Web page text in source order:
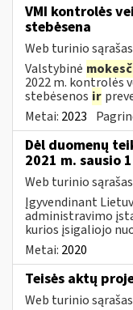
VMI kontrolės
stebėsena
Web turinio sąrašas
Valstybinė
2022 m. kontrolės
stebėsenos ir
Metai: 2023
Dėl duomenų
2021 m. sausio
Web turinio sąrašas
Įgyvendinant
administravimo
kurios įsigaliojo
Metai: 2020
Teisės aktų
Web turinio sąrašas